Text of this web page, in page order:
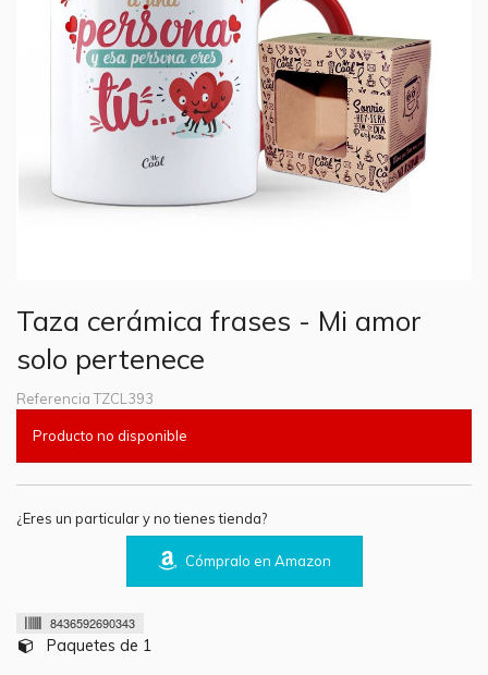
Taza cerámica frases - Mi amor
solo pertenece
Referencia TZCL393
Producto no disponible
¿Eres un particular y no tienes tienda?
Cómpralo en Amazon
8436592690343
Paquetes de 1